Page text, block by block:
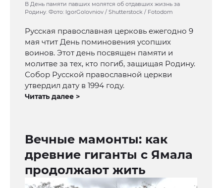
В День памяти павших молятся об отдавших жизнь за
Родину. Фото: IgorGolovniov / Shutterstock / Fotodom
Русская православная церковь ежегодно 9
мая чтит День поминовения усопших
воинов. Этот день посвящен памяти и
молитве за тех, кто погиб, защищая Родину.
Собор Русской православной церкви
утвердил дату в 1994 году.
Читать далее >
Вечные мамонты: как
древние гиганты с Ямала
продолжают жить